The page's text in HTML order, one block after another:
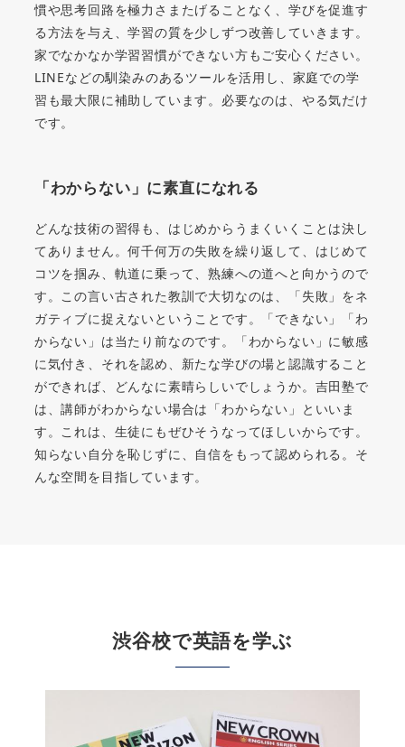
慣や思考回路を極力さまたげることなく、学びを促進す
る方法を与え、学習の質を少しずつ改善していきます。
家でなかなか学習習慣ができない方もご安心ください。
LINEなどの馴染みのあるツールを活用し、家庭での学
習も最大限に補助しています。必要なのは、やる気だけ
です。
「わからない」に素直になれる
どんな技術の習得も、はじめからうまくいくことは決し
てありません。何千何万の失敗を繰り返して、はじめて
コツを掴み、軌道に乗って、熟練への道へと向かうので
す。この言い古された教訓で大切なのは、「失敗」をネ
ガティブに捉えないということです。「できない」「わ
からない」は当たり前なのです。「わからない」に敏感
に気付き、それを認め、新たな学びの場と認識すること
ができれば、どんなに素晴らしいでしょうか。吉田塾で
は、講師がわからない場合は「わからない」といいま
す。これは、生徒にもぜひそうなってほしいからです。
知らない自分を恥じずに、自信をもって認められる。そ
んな空間を目指しています。
渋谷校で英語を学ぶ